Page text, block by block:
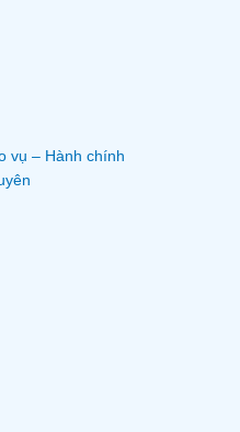
vụ – Hành chính